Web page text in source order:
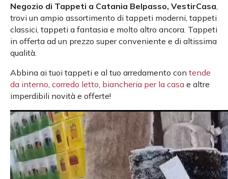
Negozio di Tappeti a Catania Belpasso, VestirCasa
trovi un ampio assortimento di tappeti moderni, tappeti
classici, tappeti a fantasia e molto altro ancora. Tappeti
in offerta ad un prezzo super conveniente e di altissima
qualità.
Abbina ai tuoi tappeti e al tuo arredamento con tende
da interno corredo letto biancheria per la casa e altre
imperdibili novità e offerte!